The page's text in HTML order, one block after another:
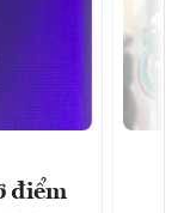
điểm